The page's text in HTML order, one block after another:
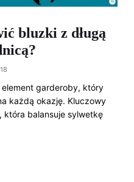
bluzki z długą
element garderoby, który
każdą okazję. Kluczowy
która balansuje sylwetkę